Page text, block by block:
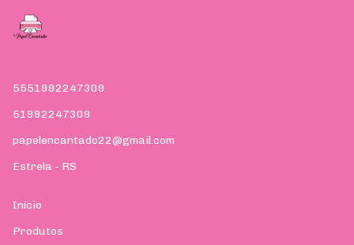
5551992247309
51992247309
papelencantado22@gmail.com
Estrela - RS
Início
Produtos